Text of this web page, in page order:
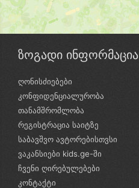
ზოგადი ინფორმაცია
ღონისძიებები
კონფიდენციალურობა
თანამშრომლობა
რეგისტრაცია საიტზე
საბავშვო ავტორებისთვსი
ვაკანსიები kids.ge-ში
ჩვენი ღირებულებები
კონტაქტი